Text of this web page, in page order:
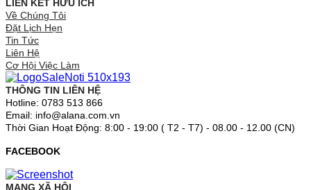
LIÊN KẾT HỮU ÍCH
Về Chúng Tôi
Đặt Lịch Hẹn
Tin Tức
Liên Hệ
Cơ Hội Việc Làm
THÔNG TIN LIÊN HỆ
Hotline: 0783 513 866
Email: info@alana.com.vn
Thời Gian Hoạt Động: 8:00 - 19:00 ( T2 - T7) - 08.00 - 12.00 (CN)
FACEBOOK
MẠNG XÃ HỘI